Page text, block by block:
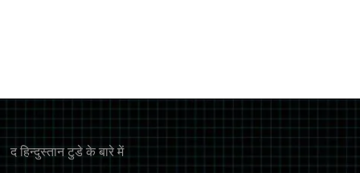
द हिन्‍दुस्‍तान टुडे के बारे में